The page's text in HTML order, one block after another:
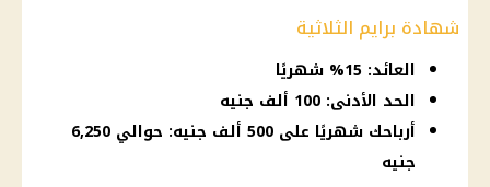
شهادة برايم الثلاثية
العائد: 15% شهريًا
الحد الأدنى: 100 ألف جنيه
أرباحك شهريًا على 500 ألف جنيه: حوالي 6,250
جنيه